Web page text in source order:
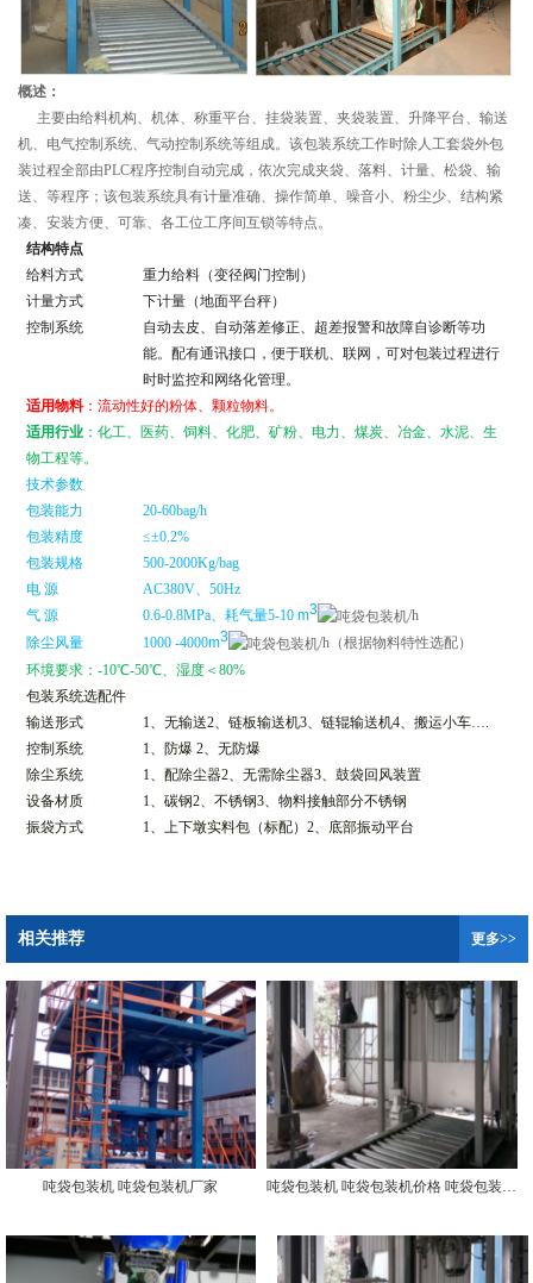
概述：
主要由给料机构、机体、称重平台、挂袋装置、夹袋装置、升降平台、输送
机、电气控制系统、气动控制系统等组成。该包装系统工作时除人工套袋外包
装过程全部由PLC程序控制自动完成，依次完成夹袋、落料、计量、松袋、输
送、等程序；该包装系统具有计量准确、操作简单、噪音小、粉尘少、结构紧
凑、安装方便、可靠、各工位工序间互锁等特点。
结构特点
给料方式
重力给料（变径阀门控制）
计量方式
下计量（地面平台秤）
控制系统
自动去皮、自动落差修正、超差报警和故障自诊断等功
能。配有通讯接口，便于联机、联网，可对包装过程进行
时时监控和网络化管理。
适用物料：流动性好的粉体、颗粒物料。
适用行业：化工、医药、饲料、化肥、矿粉、电力、煤炭、冶金、水泥、生
物工程等。
技术参数
包装能力
20-60bag/h
包装精度
≤±0.2%
包装规格
500-2000Kg/bag
电 源
AC380V、50Hz
气 源
0.6-0.8MPa、耗气量5-10m3
/h
除尘风量
1000 -4000m3 /h（根据物料特性选配）
环境要求：-10℃-50℃、湿度＜80%
包装系统选配件
输送形式
1、无输送2、链板输送机3、链辊输送机4、搬运小车…
控制系统
1、防爆 2、无防爆
除尘系统
1、配除尘器2、无需除尘器3、鼓袋回风装置
设备材质
1、碳钢2、不锈钢3、物料接触部分不锈钢
振袋方式
1、上下墩实料包（标配）2、底部振动平台
相关推荐 更多>>
吨袋包装机 吨袋包装机厂家 吨袋包装机 吨袋包装机价格 吨袋包装机哪家好